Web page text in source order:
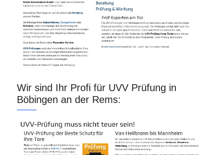
Wir sind Ihr Profi für UVV Prüfung in
Böbingen an der Rems: